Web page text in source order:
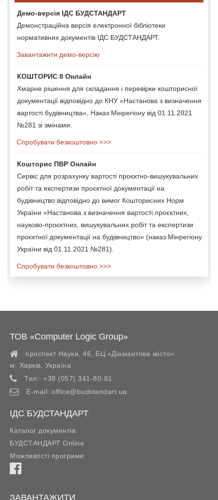
Демо-версія ІДС БУДСТАНДАРТ
Демонстраційна версія електронної бібліотеки
нормативних документів ІДС БУДСТАНДАРТ.
Завантажити демо-версію
КОШТОРИС 8 Онлайн
Хмарне рішення для складання і перевірки кошторисної
документації відповідно до КНУ «Настанова з визначення
вартості будівництва», Наказ Мінрегіону від 01.11.2021
№281 зі змінами.
Спробувати безкоштовно >>>
Кошторис ПВР Онлайн
Сервіс для розрахунку вартості проєктно-вишукувальних
робіт та експертизи проєктної документації на
будівництво відповідно до вимог Кошторисних Норм
України «Настанова з визначення вартості проєктних,
науково-проєктних, вишукувальних робіт та експертизи
проєктної документації на будівництво» (наказ Мінрегіону
України від 01.11.2021 №281).
Спробувати безкоштовно >>>
ТОВ «Computer Logic Group»
проспект Науки, 46, БЦ «Діамантове місто»
м. Харків
Україна
Тел.: +38 (057) 341-80-81
E-mail: office@budstandart.ua
ІДС БУДСТАНДАРТ
Каталог документів
БУДСТАНДАРТ Online
Можливості програми
ЗАВАНТАЖИТИ